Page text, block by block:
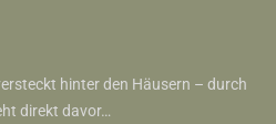
hinter den Häusern – durch
direkt davor…